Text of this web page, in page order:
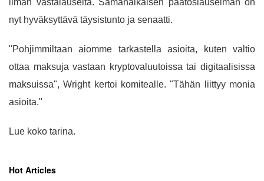
ilman vastalauseita. Samanaikaisen päätöslauselman on
nyt hyväksyttävä täysistunto ja senaatti.
"Pohjimmiltaan aiomme tarkastella asioita, kuten valtio
ottaa maksuja vastaan ​​kryptovaluutoissa tai digitaalisissa
maksuissa", Wright kertoi komitealle. "Tähän liittyy monia
asioita."
Lue koko tarina.
Hot Articles